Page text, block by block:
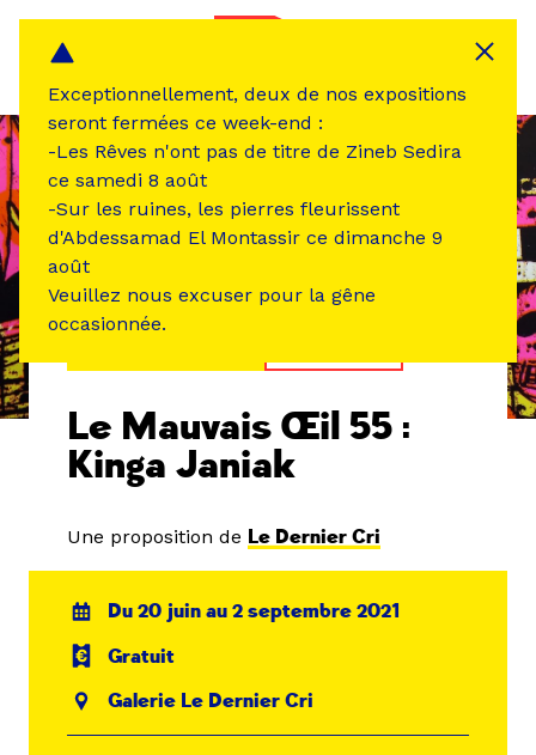
Le Mauvais Œil 55 :
Kinga Janiak
Une proposition de Le Dernier Cri
Du 20 juin au 2 septembre 2021
Gratuit
Galerie Le Dernier Cri
Exceptionnellement, deux de nos expositions
seront fermées ce week-end :
-Les Rêves n'ont pas de titre de Zineb Sedira
ce samedi 8 août
-Sur les ruines, les pierres fleurissent
d'Abdessamad El Montassir ce dimanche 9
août
Veuillez nous excuser pour la gêne
occasionnée.
Panneau de gestion des cookies